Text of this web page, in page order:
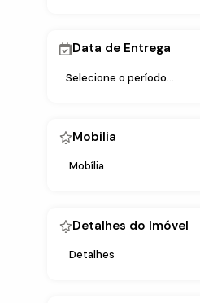
Data de Entrega
Mobilia
Mobília
Detalhes do Imóvel
Detalhes